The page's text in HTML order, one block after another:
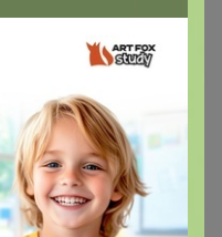
10W-667-C2
Материал: Кожа
Felix